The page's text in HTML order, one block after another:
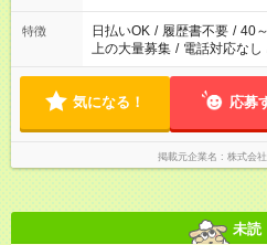
特徴 日払いOK / 履歴書不要 / 40
上の大量募集 / 電話対応なし
気になる！ 応募
掲載元企業名 株式会
未読